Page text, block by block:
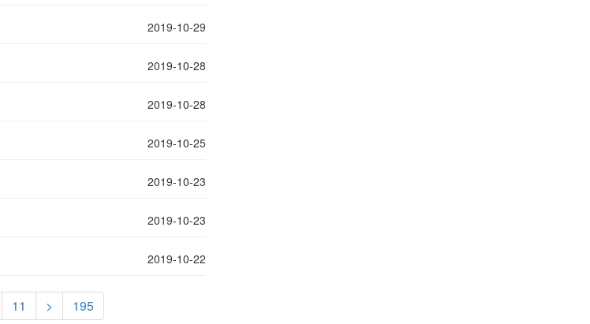
2019-10-29
2019-10-28
2019-10-28
2019-10-25
2019-10-23
2019-10-23
2019-10-22
11 > 195